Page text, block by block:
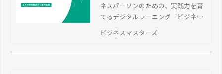
ネスパーソンのための、実践力を育
てるデジタルラーニング「ビジネス
目的に応じて選べる全サービスライ
ビジネスマスターズ